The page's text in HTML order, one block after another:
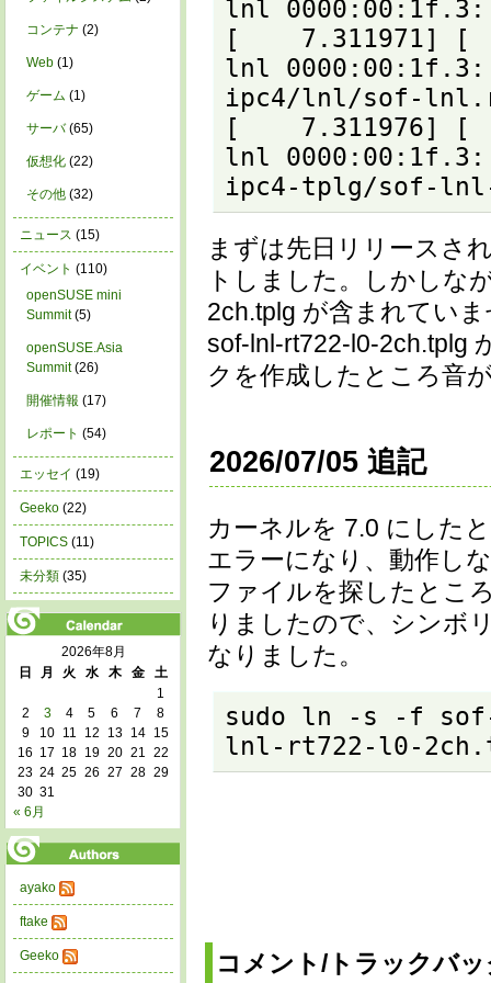
lnl
[    7.311971] [
lnl
ipc4/lnl/sof-
[    7.311976] [
lnl
ipc4-tplg/sof-
まずは先日リリースさ
トしました。しかしな
2ch.tplg が含まれてい
sof-lnl-rt722-l0-2ch.tplg
クを作成したところ音
2026/07/05 追記
カーネルを 7.0 にした
エラーになり、動作し
ファイルを探したとこ
りましたので、シンボ
なりました。
sudo ln -s -f
lnl-rt722-l0-
コメント/トラックバ
コンテナ (2)
Web (1)
ゲーム (1)
サーバ(65)
仮想化 (22)
その他 (32)
ニュース (15)
イベント (110)
openSUSE mini
Summit(5)
openSUSE.Asia
Summit(26)
開催情報 (17)
レポート (54)
エッセイ (19)
Geeko (22)
TOPICS (11)
未分類 (35)
2026年8月
日
月 火 水 木 金
土
1
2
3 4 5 6 7
8
9
10 11 12 13 14
15
16 17 18 19 20 21 22
23 24 25 26 27 28 29
30 31
« 6月
ayako
ftake
Geeko